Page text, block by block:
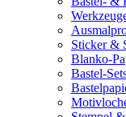
Sticker &
Blanko-
Bastel-